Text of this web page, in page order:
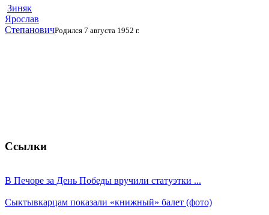
Зиняк
Ярослав
СтепановичРодился 7 августа 1952 г.
Ссылки
В Печоре за День Победы вручили статуэтки ...
Сыктывкарцам показали «книжный» балет (фото)